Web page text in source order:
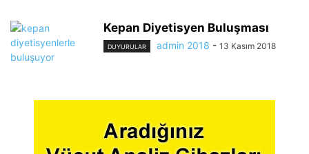
Kepan Diyetisyen Buluşması
DUYURULAR admin 2018 - 13 Kasım 2018